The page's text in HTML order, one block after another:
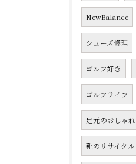
NewBalance
シューズ修理
ゴルフ好き
ゴルフライフ
足元のおしゃれ
靴のリサイクル